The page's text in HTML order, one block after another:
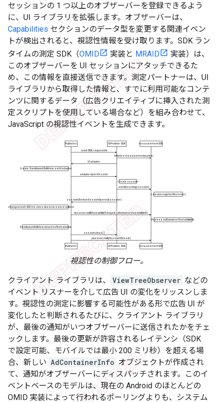
セッションの 1 つ以上のオブザーバーを登録できるよう
に、UI ライブラリを拡張します。オブザーバーは、
Capabilities セクションのデータ型を変更する関連イベン
トが検出されると、視認性情報を受け取ります。SDK ラン
タイムの測定 SDK（OMID 実装と MRAID
実装）は、
このオブザーバーを UI セッションにアタッチできるた
め、この情報を直接送信できます。測定パートナーは、UI
ライブラリから取得した情報と、すでに利用可能なコンテ
ンツに関するデータ（広告クリエイティブに挿入された測
定スクリプトを使用している場合など）を組み合わせて、
JavaScript の視認性イベントを生成できます。
視認性の制御フロー。
クライアント ライブラリは、 ViewTreeObserver などの
イベント リスナーを介して広告 UI の変化をリッスンしま
す。視認性の測定に影響する可能性がある形で広告 UI が
変化したと判断されるたびに、クライアント ライブラリ
が、最後の通知がいつオブザーバーに送信されたかをチェ
ックします。最後の更新が許容されるレイテンシ（SDK
で設定可能、モバイルでは最小 200 ミリ秒）を超える場
合、新しい AdContainerInfo オブジェクトが作成され
て、通知がオブザーバーにディスパッチされます。このイ
ベントベースのモデルは、現在の Android のほとんどの
OMID 実装によって行われるポーリングよりも、システム